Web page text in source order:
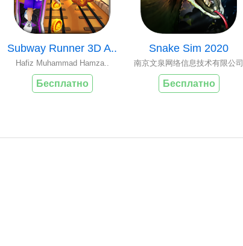
Subway Runner 3D A..
Hafiz Muhammad Hamza..
Бесплатно
Snake Sim 2020
南京文泉网络信息技术有限公司
Бесплатно